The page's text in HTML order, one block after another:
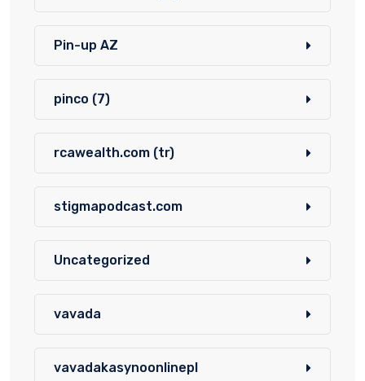
Pin-up AZ
pinco (7)
rcawealth.com (tr)
stigmapodcast.com
Uncategorized
vavada
vavadakasynoonlinepl